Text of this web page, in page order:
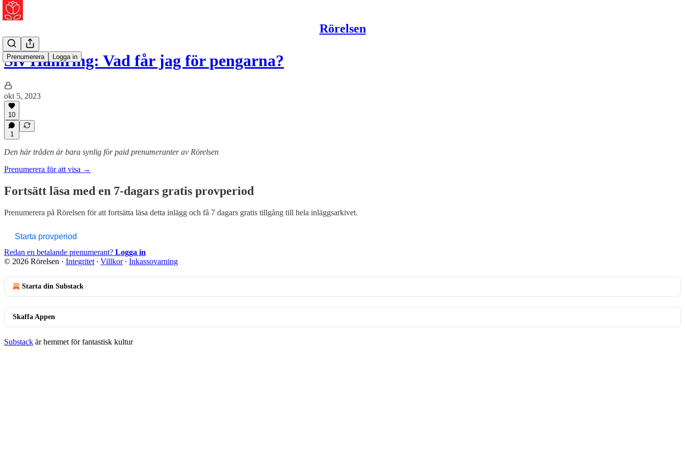
Rörelsen
Prenumerera Logga in
Siv Hamring: Vad får jag för pengarna?
okt 5, 2023
10
1
Den här tråden är bara synlig för paid prenumeranter av Rörelsen
Prenumerera för att visa →
Fortsätt läsa med en 7-dagars gratis provperiod
Prenumerera på Rörelsen för att fortsätta läsa detta inlägg och få 7 dagars gratis tillgång till hela inläggsarkivet.
Starta provperiod
Redan en betalande prenumerant? Logga in
© 2026 Rörelsen · Integritet ∙ Villkor∙ Inkassovarning
Starta din Substack
Skaffa Appen
Substack är hemmet för fantastisk kultur